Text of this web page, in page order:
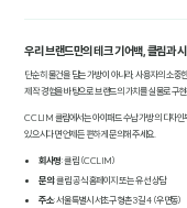
우리 브랜드만의 테크 기어백, 클림과
단순히 물건을 담는 가방이 아니라, 사용자의 소중
제작 경험을 바탕으로 브랜드의 가치를 실물로 구
CCLIM 클림에서는 아이패드 수납 가방의 디자인
있으시다면 언제든 편하게 문의해 주세요.
회사명: 클림 (CCLIM)
문의: 클림 공식 홈페이지 또는 유선 상담
주소: 서울특별시 서초구 형촌3길 4 (우면동)